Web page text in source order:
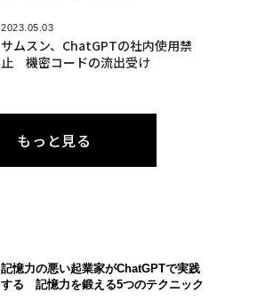
2023.05.03
サムスン、ChatGPTの社内使用禁
止 機密コードの流出受け
もっと見る
記憶力の悪い起業家がChatGPTで実践
する 記憶力を鍛える5つのテクニック